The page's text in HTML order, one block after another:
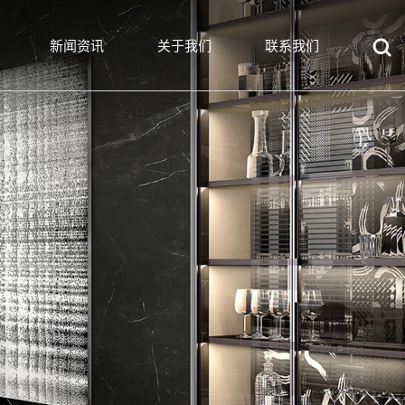
新闻资讯 关于我们 联系我们